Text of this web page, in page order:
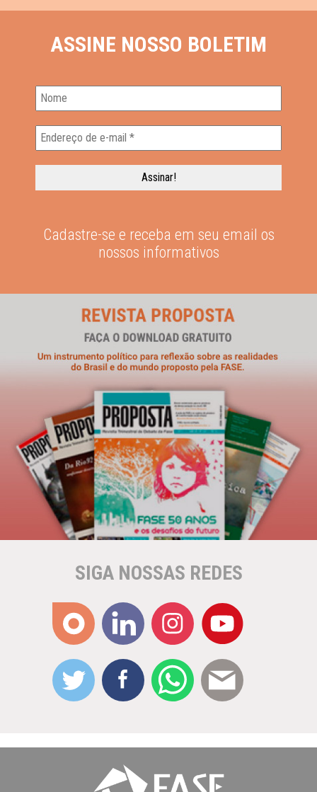
ASSINE NOSSO BOLETIM
Cadastre-se e receba em seu email os
nossos informativos
SIGA NOSSAS REDES